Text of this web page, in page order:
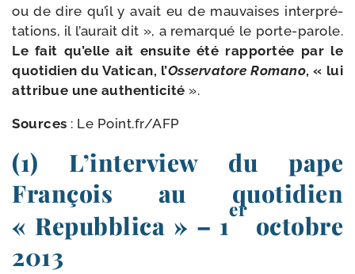
ou de dire qu’il y avait eu de mau­vaises inter­pré­
ta­tions, il l’au­rait dit », a remar­qué le porte-​parole.
Le fait qu’elle ait ensuite été rap­por­tée par le
quo­ti­dien du Vatican, l’Osservatore Romano, « lui
attri­bue une authen­ti­ci­té ».
Sources : Le Point​.fr/​AFP
(1) L’interview du pape
François au quotidien
« Repubblica » – 1
er
octobre
2013